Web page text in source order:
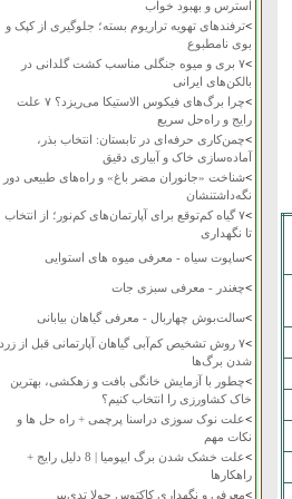
استرس و بهبود خواب
>ترفندهای تهویه تراریوم بسته؛ جلوگیری از کپک و
بوی نامطبوع
>
۷ بری و میوه جنگلی مناسب کشت گلدانی در
بالکن‌های ایرانی
>
چرا برگ‌های فیکوس الاستیکا می‌ریزد؟ ۷ علت
رایج و راه‌حل سریع
>چمن‌کاری حرفه‌ای در تابستان: انتخاب بذر،
آماده‌سازی خاک و آبیاری دقیق
>شناخت «جانوران مضر باغ» و راه‌های طبیعی دور
نگه‌داشتنشان
>
۷ گیاه کم‌توقع برای آپارتمان‌های کم‌نور؛ از انتخاب
تا نگهداری
>ساپوت سیاه - معرفی میوه های استوایی
>چغندر - معرفی سبزی جات
>سالت‌بوش چهاربال - معرفی گیاهان بیابانی
>
۷ روش تشخیص کم‌آبی گیاهان آپارتمانی قبل از زرد
شدن برگ‌ها
>چطور با آزمایش خانگی بافت و زهکشی، بهترین
خاک کشاورزی را انتخاب کنیم؟
>علت نوک سوزی دراسنا پرچمی + راه حل ها و
نکات مهم
>
علت خشک شدن برگ ایپومیا | 8 دلیل رایج +
راهکارها
>معرفی و نگهداری کاکتوس چولا تدی‌بیر